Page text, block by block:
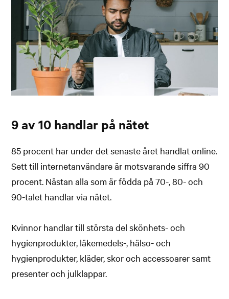
9 av 10 handlar på nätet
85 procent har under det senaste året handlat online.
Sett till internetanvändare är motsvarande siffra 90
procent. Nästan alla som är födda på 70-, 80- och
90-talet handlar via nätet.
Kvinnor handlar till största del skönhets- och
hygienprodukter, läkemedels-, hälso- och
hygienprodukter, kläder, skor och accessoarer samt
presenter och julklappar.